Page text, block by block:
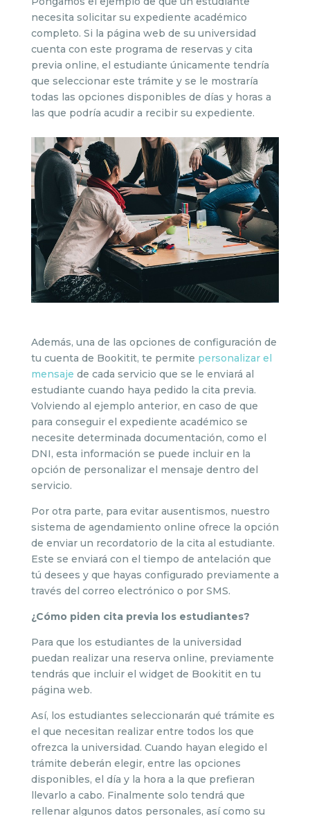
necesita solicitar su expediente académico
completo. Si la página web de su universidad
cuenta con este programa de reservas y cita
previa online, el estudiante únicamente tendría
que seleccionar este trámite y se le mostraría
todas las opciones disponibles de días y horas a
las que podría acudir a recibir su expediente.
Además, una de las opciones de configuración de
tu cuenta de Bookitit, te permite personalizar el
mensaje de cada servicio que se le enviará al
estudiante cuando haya pedido la cita previa.
Volviendo al ejemplo anterior, en caso de que
para conseguir el expediente académico se
necesite determinada documentación, como el
DNI, esta información se puede incluir en la
opción de personalizar el mensaje dentro del
servicio.
Por otra parte, para evitar ausentismos, nuestro
sistema de agendamiento online ofrece la opción
de enviar un recordatorio de la cita al estudiante.
Este se enviará con el tiempo de antelación que
tú desees y que hayas configurado previamente a
través del correo electrónico o por SMS.
¿Cómo piden cita previa los estudiantes?
Para que los estudiantes de la universidad
puedan realizar una reserva online, previamente
tendrás que incluir el widget de Bookitit en tu
página web.
Así, los estudiantes seleccionarán qué trámite es
el que necesitan realizar entre todos los que
ofrezca la universidad. Cuando hayan elegido el
trámite deberán elegir, entre las opciones
disponibles, el día y la hora a la que prefieran
llevarlo a cabo. Finalmente solo tendrá que
rellenar algunos datos personales, así como su